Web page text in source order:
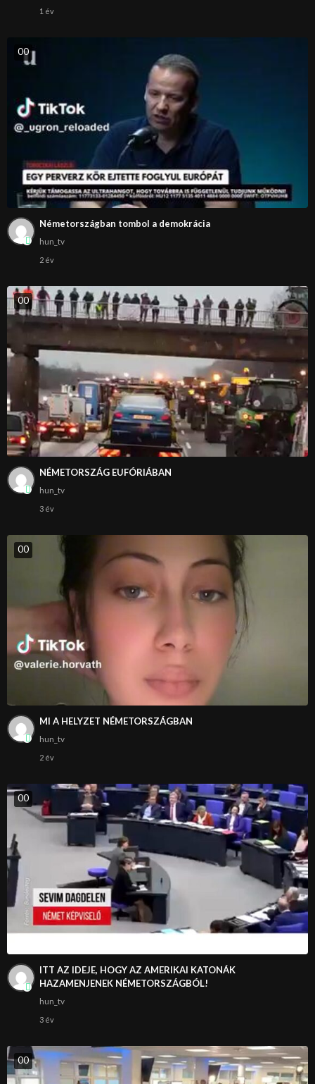
1 év
00
Németországban tombol a demokrácia
hun_tv
2 év
00
NÉMETORSZÁG EUFÓRIÁBAN
hun_tv
3 év
00
MI A HELYZET NÉMETORSZÁGBAN
hun_tv
2 év
00
ITT AZ IDEJE, HOGY AZ AMERIKAI KATONÁK
HAZAMENJENEK NÉMETORSZÁGBÓL!
hun_tv
3 év
00